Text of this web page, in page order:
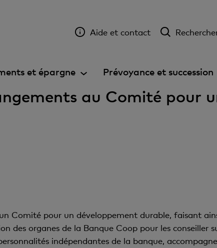
Aide et contact
et épargne Prévoyance et succession
au Comité pour
Comité pour un développement durable, faisant
des organes de la Banque Coop pour les conseiller
indépendantes de la banque,